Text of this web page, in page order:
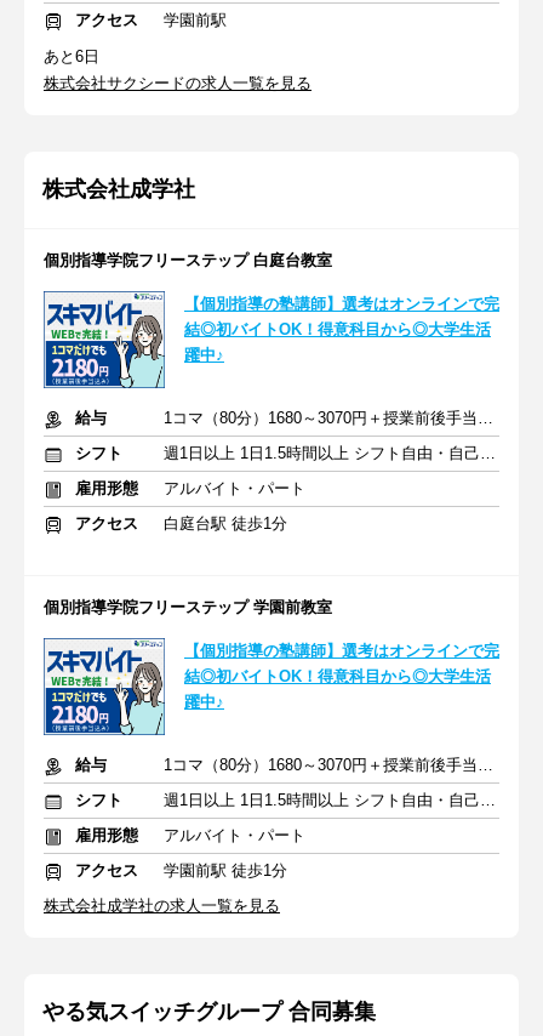
アクセス
学園前駅
あと6日
株式会社サクシードの求人一覧を見る
株式会社成学社
個別指導学院フリーステップ 白庭台教室
【個別指導の塾講師】選考はオンラインで完
結◎初バイトOK！得意科目から◎大学生活
躍中♪
給与
1コマ（80分）1680～3070円＋授業前後手当500円＋交通費全額支給
シフト
週1日以上 1日1.5時間以上 シフト自由・自己申告
雇用形態
アルバイト・パート
アクセス
白庭台駅 徒歩1分
個別指導学院フリーステップ 学園前教室
【個別指導の塾講師】選考はオンラインで完
結◎初バイトOK！得意科目から◎大学生活
躍中♪
給与
1コマ（80分）1680～3070円＋授業前後手当500円＋交通費全額支給
シフト
週1日以上 1日1.5時間以上 シフト自由・自己申告
雇用形態
アルバイト・パート
アクセス
学園前駅 徒歩1分
株式会社成学社の求人一覧を見る
やる気スイッチグループ 合同募集